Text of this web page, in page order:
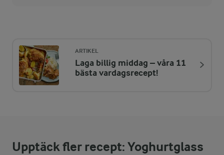
ENERGIDISTRIBUTION %
NÄRINGSVÄRDEN PER PORT
Fett:
50,9 %
19,6 g
ARTIKEL
Laga billig middag – våra 11
bästa vardagsrecept!
Upptäck fler recept: Yoghurtglass